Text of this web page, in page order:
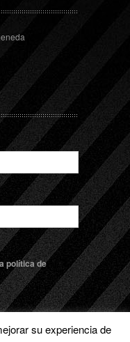
política de
su experiencia de